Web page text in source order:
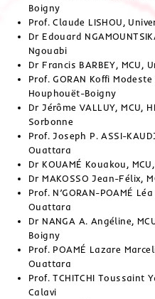
Boigny
Prof. Claude LISHOU,
Dr Edouard
Ngouabi
Dr Francis BARBEY, MCU,
Prof. GORAN Koffi
Houphouët-Boigny
Dr Jérôme VALLUY, MCU,
Sorbonne
Prof. Joseph P. ASSI-
Ouattara
Dr KOUAMÉ Kouakou,
Dr MAKOSSO Jean-Félix,
Prof. N’GORAN-POAMÉ
Ouattara
Dr NANGA A. Angéline,
Boigny
Prof. POAMÉ Lazare
Ouattara
Prof. TCHITCHI Toussaint
Calavi